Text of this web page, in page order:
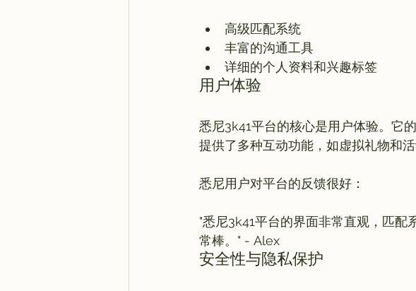
高级匹配系统
丰富的沟通工具
详细的个人资料和兴趣标签
用户体验
悉尼3k41平台的核心是用户体验。它
提供了多种互动功能，如虚拟礼物和
"悉尼3k41平台的界面非常直观，匹
常棒。" - Alex
安全性与隐私保护